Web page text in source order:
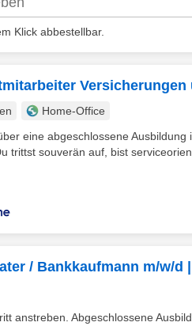
Klick abbestellbar.
Versicherungen
Home-Office
eine abgeschlossene
trittst souverän auf, bist
/ Bankkaufmann m/w/d
anstreben. Abgeschlossene